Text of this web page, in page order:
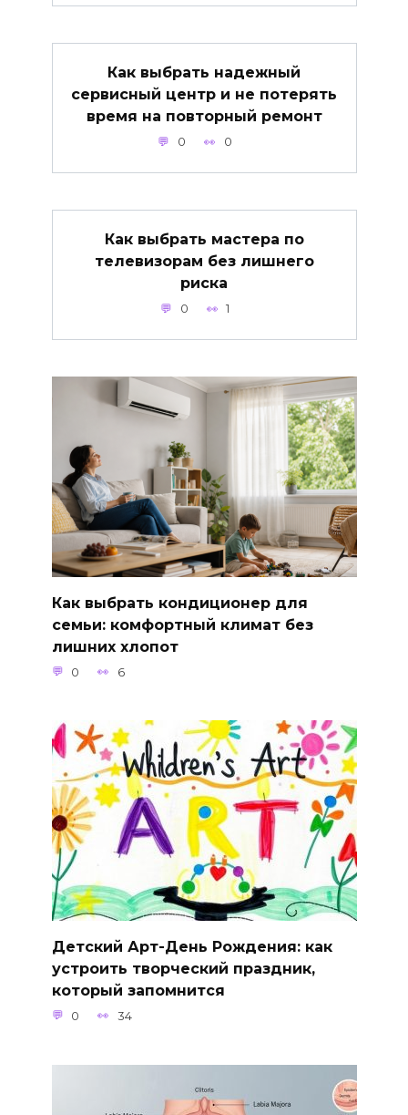
Как выбрать надежный
сервисный центр и не потерять
время на повторный ремонт
0 0
Как выбрать мастера по
телевизорам без лишнего
риска
0 1
Как выбрать кондиционер для
семьи: комфортный климат без
лишних хлопот
0 6
Детский Арт-День Рождения: как
устроить творческий праздник,
который запомнится
0 34